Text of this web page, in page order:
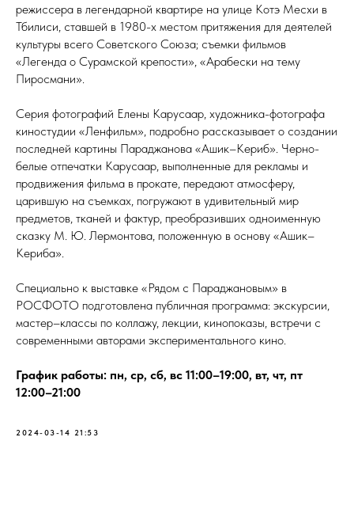
режиссера в легендарной квартире на улице Котэ Месхи в
Тбилиси, ставшей в 1980-х местом притяжения для деятелей
культуры всего Советского Союза; съемки фильмов
«Легенда о Сурамской крепости», «Арабески на тему
Пиросмани».
Серия фотографий Елены Карусаар, художника-фотографа
киностудии «Ленфильм», подробно рассказывает о создании
последней картины Параджанова «Ашик–Кериб». Черно-
белые отпечатки Карусаар, выполненные для рекламы и
продвижения фильма в прокате, передают атмосферу,
царившую на съемках, погружают в удивительный мир
предметов, тканей и фактур, преобразивших одноименную
сказку М. Ю. Лермонтова, положенную в основу «Ашик–
Кериба».
Специально к выставке «Рядом с Параджановым» в
РОСФОТО подготовлена публичная программа: экскурсии,
мастер–классы по коллажу, лекции, кинопоказы, встречи с
современными авторами экспериментального кино.
График работы: пн, ср, сб, вс 11:00–19:00, вт, чт, пт
12:00–21:00
2024-03-14 21:53